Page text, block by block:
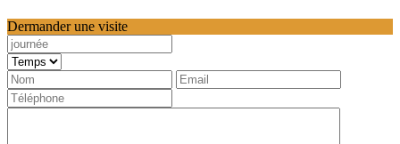
Dermander une visite